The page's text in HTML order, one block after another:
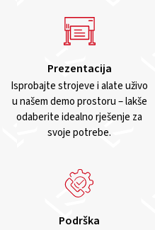
Prezentacija
Isprobajte strojeve i alate uživo
u našem demo prostoru – lakše
odaberite idealno rješenje za
svoje potrebe.
Podrška